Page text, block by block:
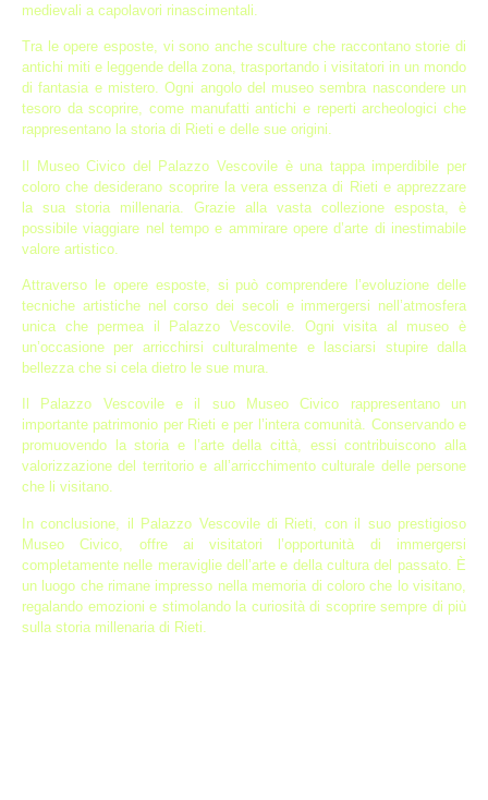
medievali a capolavori rinascimentali.
Tra le opere esposte, vi sono anche sculture che raccontano storie di
antichi miti e leggende della zona, trasportando i visitatori in un mondo
di fantasia e mistero. Ogni angolo del museo sembra nascondere un
tesoro da scoprire, come manufatti antichi e reperti archeologici che
rappresentano la storia di Rieti e delle sue origini.
Il Museo Civico del Palazzo Vescovile è una tappa imperdibile per
coloro che desiderano scoprire la vera essenza di Rieti e apprezzare
la sua storia millenaria. Grazie alla vasta collezione esposta, è
possibile viaggiare nel tempo e ammirare opere d’arte di inestimabile
valore artistico.
Attraverso le opere esposte, si può comprendere l’evoluzione delle
tecniche artistiche nel corso dei secoli e immergersi nell’atmosfera
unica che permea il Palazzo Vescovile. Ogni visita al museo è
un’occasione per arricchirsi culturalmente e lasciarsi stupire dalla
bellezza che si cela dietro le sue mura.
Il Palazzo Vescovile e il suo Museo Civico rappresentano un
importante patrimonio per Rieti e per l’intera comunità. Conservando e
promuovendo la storia e l’arte della città, essi contribuiscono alla
valorizzazione del territorio e all’arricchimento culturale delle persone
che li visitano.
In conclusione, il Palazzo Vescovile di Rieti, con il suo prestigioso
Museo Civico, offre ai visitatori l’opportunità di immergersi
completamente nelle meraviglie dell’arte e della cultura del passato. È
un luogo che rimane impresso nella memoria di coloro che lo visitano,
regalando emozioni e stimolando la curiosità di scoprire sempre di più
sulla storia millenaria di Rieti.